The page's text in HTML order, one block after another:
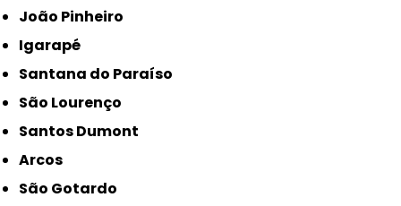
João Pinheiro
Igarapé
Santana do Paraíso
São Lourenço
Santos Dumont
Arcos
São Gotardo